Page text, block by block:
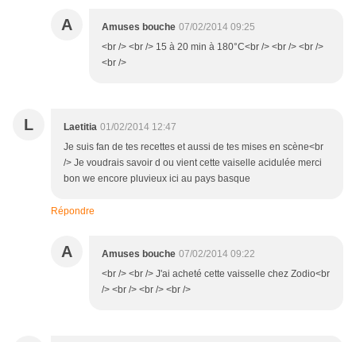
A Amuses bouche 07/02/2014 09:25
<br /> <br /> 15 à 20 min à 180°C<br /> <br /> <br />
<br />
L Laetitia 01/02/2014 12:47
Je suis fan de tes recettes et aussi de tes mises en scène<br
/> Je voudrais savoir d ou vient cette vaiselle acidulée merci
bon we encore pluvieux ici au pays basque
Répondre
A Amuses bouche 07/02/2014 09:22
<br /> <br /> J'ai acheté cette vaisselle chez Zodio<br
/> <br /> <br /> <br />